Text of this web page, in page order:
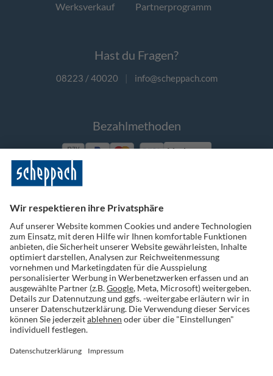
Werksverkauf
Partnerprogramm
Hast du Fragen?
08223 / 40020 | info@scheppach.com
Bezahlmethoden
Vorkasse
Folge uns auf Social Media